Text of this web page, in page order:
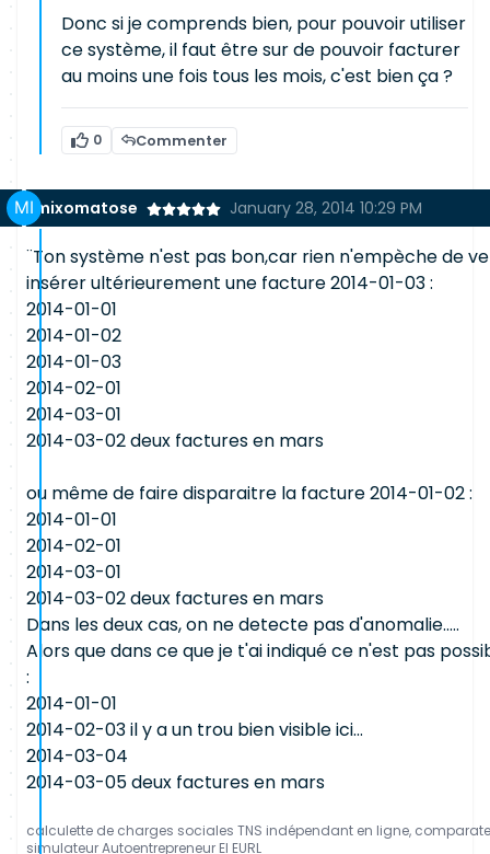
Donc si je comprends bien, pour pouvoir utiliser
ce système, il faut être sur de pouvoir facturer
au moins une fois tous les mois, c'est bien ça ?
0 Commenter
mixomatose January 28, 2014 10:29 PM
¨Ton système n'est pas bon,car rien n'empèche de
insérer ultérieurement une facture 2014-01-03 :
2014-01-01
2014-01-02
2014-01-03
2014-02-01
2014-03-01
2014-03-02 deux factures en mars
ou même de faire disparaitre la facture 2014-01-02 :
2014-01-01
2014-02-01
2014-03-01
2014-03-02 deux factures en mars
Dans les deux cas, on ne detecte pas d'anomalie.....
Alors que dans ce que je t'ai indiqué ce n'est pas
:
2014-01-01
2014-02-03 il y a un trou bien visible ici...
2014-03-04
2014-03-05 deux factures en mars
calculette de charges sociales TNS indépendant en ligne,
simulateur Autoentrepreneur EI EURL